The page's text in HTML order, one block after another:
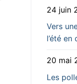
24 juin
Vers
l’été
20 mai
Les